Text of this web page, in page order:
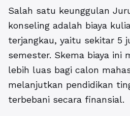
Salah satu keunggulan
konseling adalah biaya
terjangkau, yaitu sekitar 5
semester. Skema biaya ini
lebih luas bagi calon
melanjutkan pendidikan
terbebani secara finansial.